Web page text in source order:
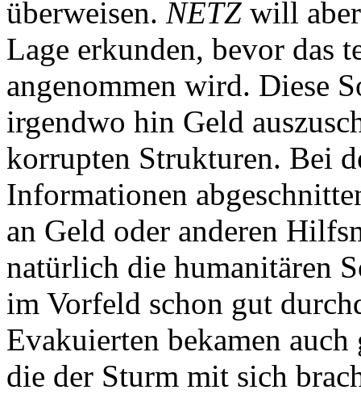
überweisen. NETZ will
Lage erkunden, bevor das
angenommen wird. Diese
irgendwo hin Geld
korrupten Strukturen. Bei
Informationen
an Geld oder anderen
natürlich die humanitären
im Vorfeld schon gut
Evakuierten bekamen
die der Sturm mit sich